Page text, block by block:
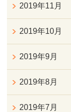
2019年11月
2019年10月
2019年9月
2019年8月
2019年7月